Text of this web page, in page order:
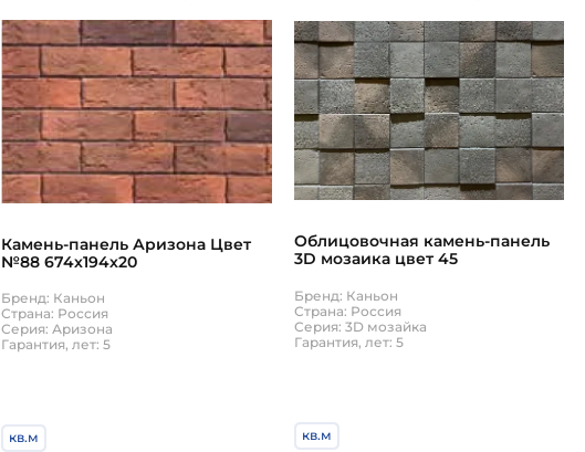
Камень-панель Аризона Цвет
№88 674х194х20
Бренд: Каньон
Страна: Россия
Серия: Аризона
Гарантия, лет: 5
кв.м
Облицовочная камень-панель
3D мозаика цвет 45
Бренд: Каньон
Страна: Россия
Серия: 3D мозайка
Гарантия, лет: 5
кв.м